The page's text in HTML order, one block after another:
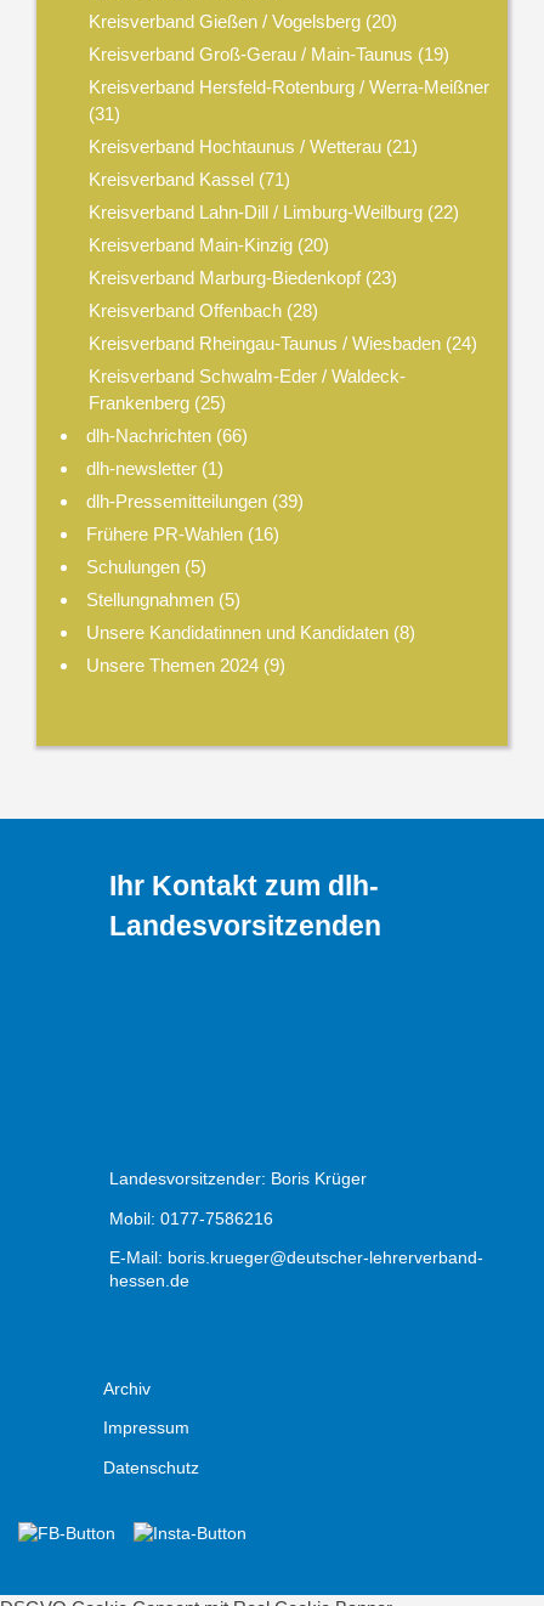
Kreisverband Gießen / Vogelsberg(20)
Kreisverband Groß-Gerau / Main-Taunus (19)
Kreisverband Hersfeld-Rotenburg / Werra-Meißner
(31)
Kreisverband Hochtaunus / Wetterau(21)
Kreisverband Kassel(71)
Kreisverband Lahn-Dill / Limburg-Weilburg(22)
Kreisverband Main-Kinzig(20)
Kreisverband Marburg-Biedenkopf(23)
Kreisverband Offenbach(28)
Kreisverband Rheingau-Taunus / Wiesbaden(24)
Kreisverband Schwalm-Eder / Waldeck-
Frankenberg(25)
dlh-Nachrichten (66)
dlh-newsletter (1)
dlh-Pressemitteilungen (39)
Frühere PR-Wahlen (16)
Schulungen (5)
Stellungnahmen (5)
Unsere Kandidatinnen und Kandidaten (8)
Unsere Themen 2024 (9)
Ihr Kontakt zum dlh-
Landesvorsitzenden
Landesvorsitzender: Boris Krüger
Mobil: 0177-7586216
E-Mail: boris.krueger@deutscher-lehrerverband-
hessen.de
Archiv
Impressum
Datenschutz